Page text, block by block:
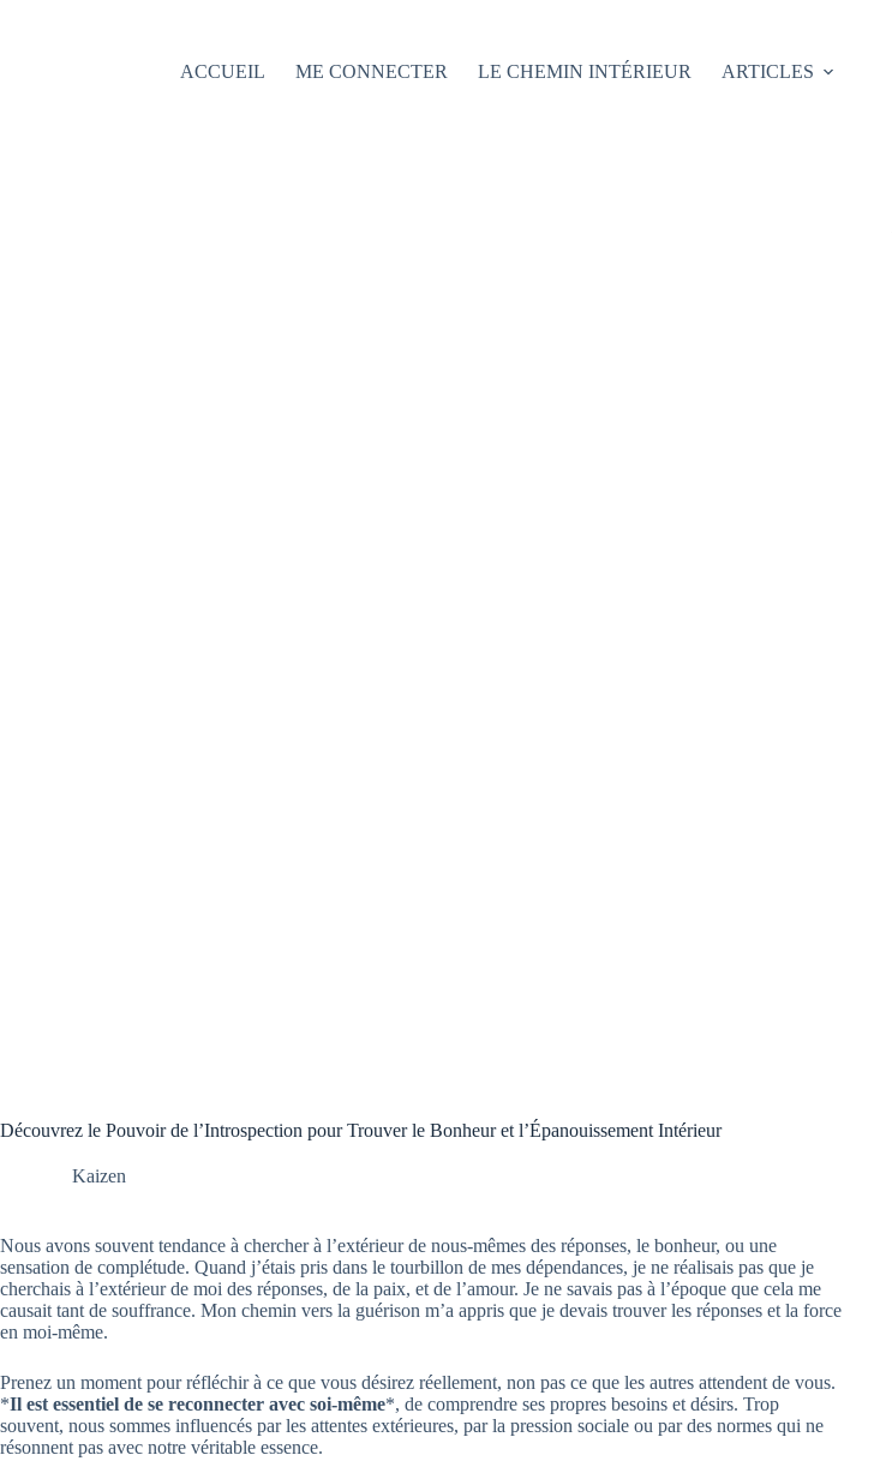
ACCUEIL
ME CONNECTER LE CHEMIN INTÉRIEUR ARTICLES
Découvrez le Pouvoir de l’Introspection pour Trouver le Bonheur et l’Épanouissement Intérieur
Kaizen
Nous avons souvent tendance à chercher à l’extérieur de nous-mêmes des réponses, le bonheur, ou une
sensation de complétude. Quand j’étais pris dans le tourbillon de mes dépendances, je ne réalisais pas que je
cherchais à l’extérieur de moi des réponses, de la paix, et de l’amour. Je ne savais pas à l’époque que cela me
causait tant de souffrance. Mon chemin vers la guérison m’a appris que je devais trouver les réponses et la force
en moi-même.
Prenez un moment pour réfléchir à ce que vous désirez réellement, non pas ce que les autres attendent de vous.
*Il est essentiel de se reconnecter avec soi-même*, de comprendre ses propres besoins et désirs. Trop
souvent, nous sommes influencés par les attentes extérieures, par la pression sociale ou par des normes qui ne
résonnent pas avec notre véritable essence.